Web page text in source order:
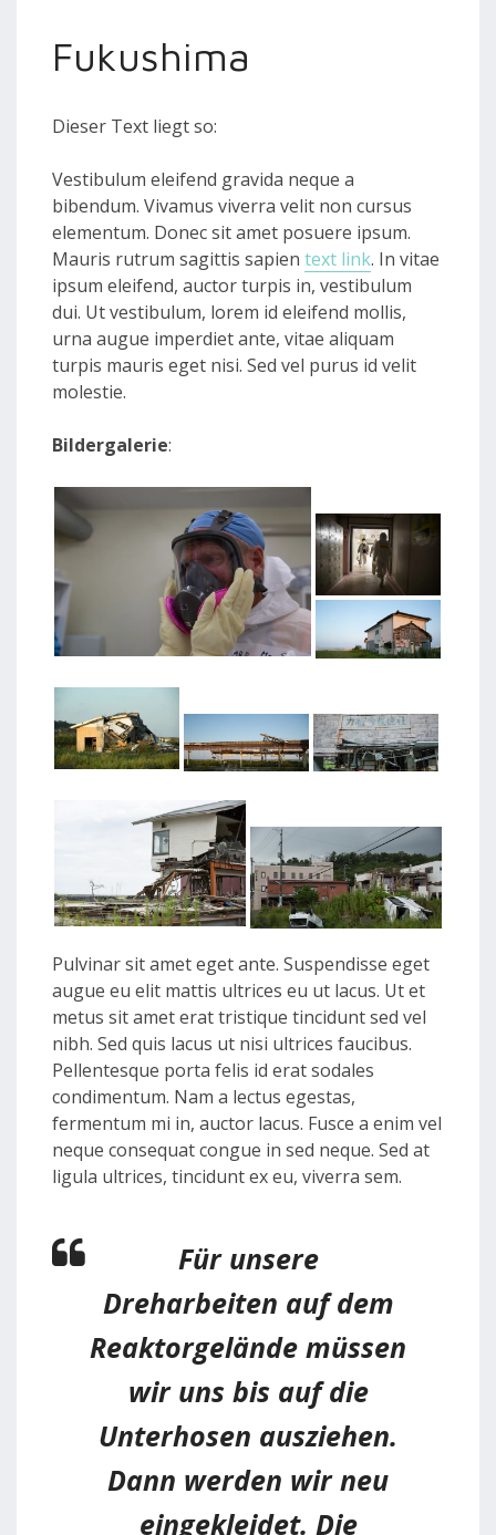
Fukushima
Dieser Text liegt so:
Vestibulum eleifend gravida neque a
bibendum. Vivamus viverra velit non cursus
elementum. Donec sit amet posuere ipsum.
Mauris rutrum sagittis sapien text link. In vitae
ipsum eleifend, auctor turpis in, vestibulum
dui. Ut vestibulum, lorem id eleifend mollis,
urna augue imperdiet ante, vitae aliquam
turpis mauris eget nisi. Sed vel purus id velit
molestie.
Bildergalerie:
Pulvinar sit amet eget ante. Suspendisse eget
augue eu elit mattis ultrices eu ut lacus. Ut et
metus sit amet erat tristique tincidunt sed vel
nibh. Sed quis lacus ut nisi ultrices faucibus.
Pellentesque porta felis id erat sodales
condimentum. Nam a lectus egestas,
fermentum mi in, auctor lacus. Fusce a enim vel
neque consequat congue in sed neque. Sed at
ligula ultrices, tincidunt ex eu, viverra sem.
Für unsere
Dreharbeiten auf dem
Reaktorgelände müssen
wir uns bis auf die
Unterhosen ausziehen.
Dann werden wir neu
eingekleidet. Die